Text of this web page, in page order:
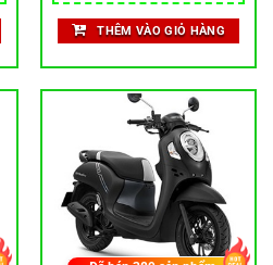
THÊM VÀO GIỎ HÀNG